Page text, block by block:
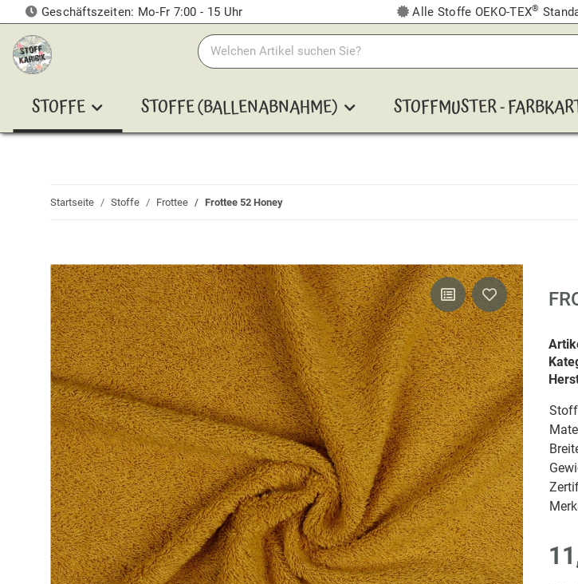
Geschäftszeiten: Mo-Fr 7:00 - 15 Uhr Alle Stoffe OEKO-TEX®
STOFFE STOFFE (BALLENABNAHME) STOFFMUSTER -
Startseite Stoffe Frottee Frottee 52 Honey